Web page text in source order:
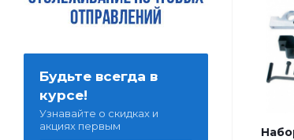
Будьте всегда в
курсе!
Узнавайте о скидках и
акциях первым